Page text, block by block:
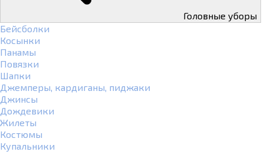
Головные уборы
Бейсболки
Косынки
Панамы
Повязки
Шапки
Джемперы, кардиганы, пиджаки
Джинсы
Дождевики
Жилеты
Костюмы
Купальники